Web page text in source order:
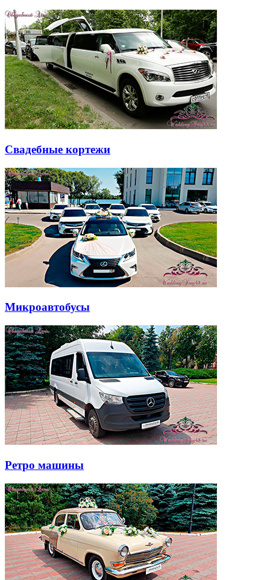
Свадебные кортежи
Микроавтобусы
Ретро машины